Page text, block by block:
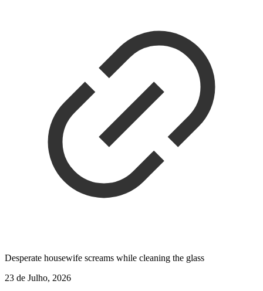
Desperate housewife screams while cleaning the glass
23 de Julho, 2026